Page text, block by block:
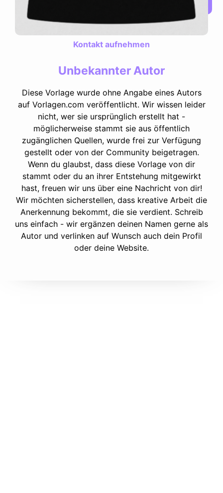
Kontakt aufnehmen
Unbekannter Autor
Diese Vorlage wurde ohne Angabe eines Autors
auf Vorlagen.com veröffentlicht. Wir wissen leider
nicht, wer sie ursprünglich erstellt hat -
möglicherweise stammt sie aus öffentlich
zugänglichen Quellen, wurde frei zur Verfügung
gestellt oder von der Community beigetragen.
Wenn du glaubst, dass diese Vorlage von dir
stammt oder du an ihrer Entstehung mitgewirkt
hast, freuen wir uns über eine Nachricht von dir!
Wir möchten sicherstellen, dass kreative Arbeit die
Anerkennung bekommt, die sie verdient. Schreib
uns einfach - wir ergänzen deinen Namen gerne als
Autor und verlinken auf Wunsch auch dein Profil
oder deine Website.